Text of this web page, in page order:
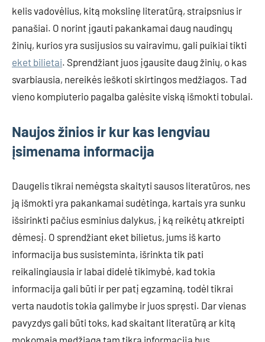
kelis vadovėlius, kitą mokslinę literatūrą, straipsnius ir
panašiai. O norint įgauti pakankamai daug naudingų
žinių, kurios yra susijusios su vairavimu, gali puikiai tikti
eket bilietai. Sprendžiant juos įgausite daug žinių, o kas
svarbiausia, nereikės ieškoti skirtingos medžiagos. Tad
vieno kompiuterio pagalba galėsite viską išmokti tobulai.
Naujos žinios ir kur kas lengviau
įsimenama informacija
Daugelis tikrai nemėgsta skaityti sausos literatūros, nes
ją išmokti yra pakankamai sudėtinga, kartais yra sunku
išsirinkti pačius esminius dalykus, į ką reikėtų atkreipti
dėmesį. O sprendžiant eket bilietus, jums iš karto
informacija bus susisteminta, išrinkta tik pati
reikalingiausia ir labai didelė tikimybė, kad tokia
informacija gali būti ir per patį egzaminą, todėl tikrai
verta naudotis tokia galimybe ir juos spręsti. Dar vienas
pavyzdys gali būti toks, kad skaitant literatūrą ar kitą
mokomąją medžiagą tam tikra informacija bus